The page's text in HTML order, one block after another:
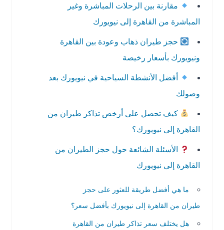
مقارنة بين الرحلات المباشرة وغير
المباشرة من القاهرة إلى نيويورك
حجز طيران ذهاب وعودة بين القاهرة
ونيويورك بأسعار رخيصة
أفضل الأنشطة السياحية في نيويورك بعد
وصولك
كيف تحصل على أرخص تذاكر طيران من
القاهرة إلى نيويورك؟
الأسئلة الشائعة حول حجز الطيران من
القاهرة إلى نيويورك
ما هي أفضل طريقة للعثور على حجز
طيران من القاهرة إلى نيويورك بأفضل سعر؟
هل يختلف سعر تذاكر طيران من القاهرة